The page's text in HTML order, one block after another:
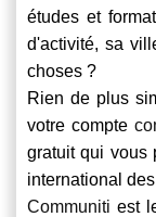
études et
d'activité, sa
choses ?
Rien de plus
votre compte
gratuit qui vous
international
Communiti est